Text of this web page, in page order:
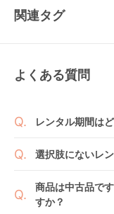
関連タグ
よくある質問
レンタル期間は
開始日1日目
日までに配送
ます。
選択肢にないレ
間の利用が可
例えば4ヶ月
商品は中古品で
すか？